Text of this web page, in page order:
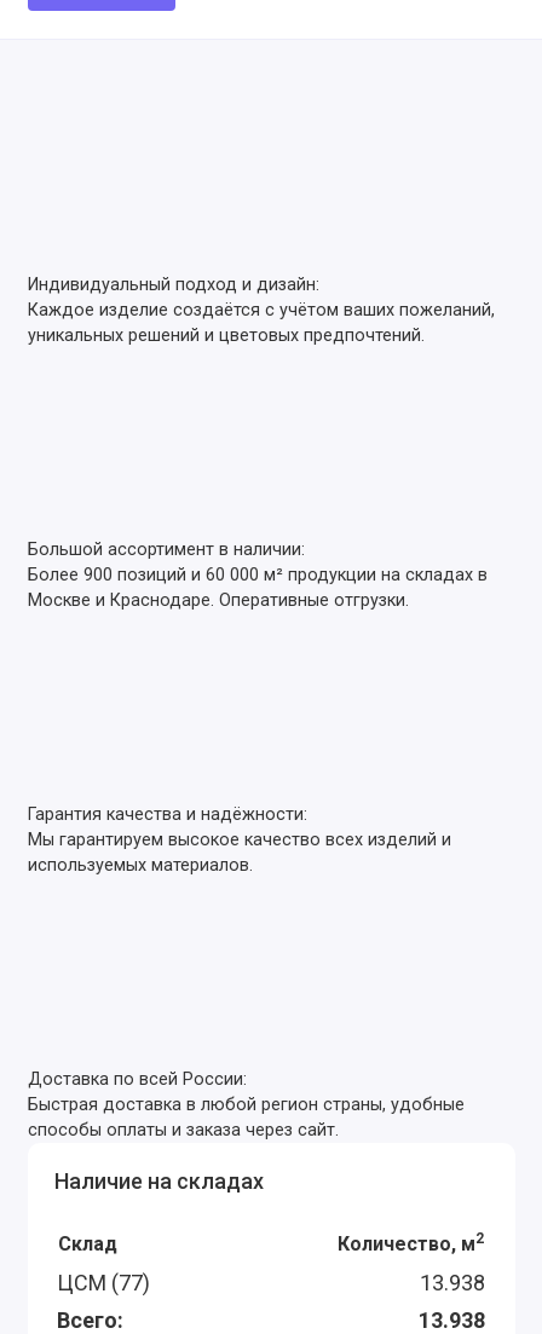
Индивидуальный подход и дизайн:
Каждое изделие создаётся с учётом ваших пожеланий,
уникальных решений и цветовых предпочтений.
Большой ассортимент в наличии:
Более 900 позиций и 60 000 м² продукции на складах в
Москве и Краснодаре. Оперативные отгрузки.
Гарантия качества и надёжности:
Мы гарантируем высокое качество всех изделий и
используемых материалов.
Доставка по всей России:
Быстрая доставка в любой регион страны, удобные
способы оплаты и заказа через сайт.
Наличие на складах
Склад Количество, м2
ЦСМ (77)
13.938
Всего:
13.938